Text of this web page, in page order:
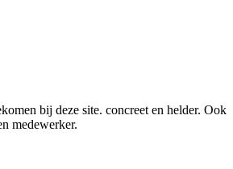
bij deze site. concreet en helder. Ook
medewerker.